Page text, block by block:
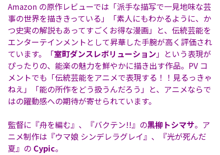
Amazon の原作レビューでは「派手な描写で一見地味な芸
事の世界を描ききっている」「素人にもわかるように、か
つ史実の解説もあってすごくお得な漫画」と、伝統芸能を
エンターテインメントとして昇華した手腕が高く評価され
ています。「室町ダンスレボリューション」という表現が
ぴったりの、能楽の魅力を鮮やかに描き出す作品。PV コ
メントでも「伝統芸能をアニメで表現する！！見るっきゃ
ねえ」「能の所作をどう扱うんだろう」と、アニメならで
はの躍動感への期待が寄せられています。
監督に『舟を編む』、『バクテン!!』の黒柳トシマサ。ア
ニメ制作は『ウマ娘 シンデレラグレイ』、『光が死んだ
夏』の Cypic。